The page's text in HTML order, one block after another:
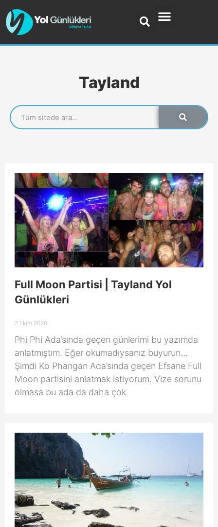
Tayland
Full Moon Partisi | Tayland Yol
Günlükleri
7 Ekim 2020
Phi Phi Ada’sında geçen günlerimi bu yazımda
anlatmıştım. Eğer okumadıysanız buyurun…
Şimdi Ko Phangan Ada’sında geçen Efsane Full
Moon partisini anlatmak istiyorum. Vize sorunu
olmasa bu ada da daha çok